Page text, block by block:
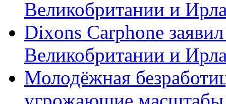
Великобритании и
Dixons Carphone
Великобритании и
Молодёжная